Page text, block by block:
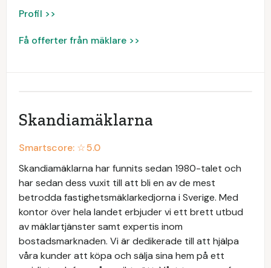
Profil >>
Få offerter från mäklare >>
Skandiamäklarna
Smartscore: ☆5.0
Skandiamäklarna har funnits sedan 1980-talet och
har sedan dess vuxit till att bli en av de mest
betrodda fastighetsmäklarkedjorna i Sverige. Med
kontor över hela landet erbjuder vi ett brett utbud
av mäklartjänster samt expertis inom
bostadsmarknaden. Vi är dedikerade till att hjälpa
våra kunder att köpa och sälja sina hem på ett